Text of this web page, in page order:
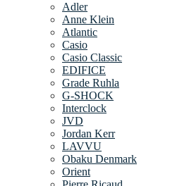
Adler
Anne Klein
Atlantic
Casio
Casio Classic
EDIFICE
Grade Ruhla
G-SHOCK
Interclock
JVD
Jordan Kerr
LAVVU
Obaku Denmark
Orient